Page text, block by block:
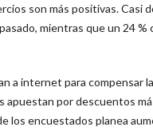
son más positivas. Casi
mientras que un 24
a internet para compensar
apuestan por descuentos
los encuestados planea